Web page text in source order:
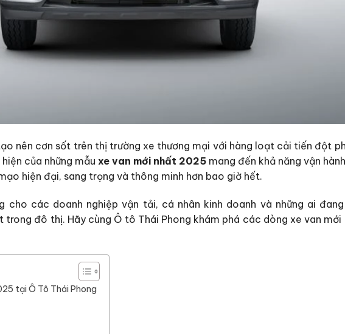
nên cơn sốt trên thị trường xe thương mại với hàng loạt cải tiến đột
của những mẫu xe van mới nhất 2025 mang đến khả năng vận
hiện đại, sang trọng và thông minh hơn bao giờ hết.
cho các doanh nghiệp vận tải, cá nhân kinh doanh và những ai
trong đô thị. Hãy cùng Ô tô Thái Phong khám phá các dòng xe van
tại Ô Tô Thái Phong